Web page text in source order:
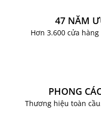
47 NĂM
Hơn 3.600 cửa
PHONG
Thương hiệu toàn